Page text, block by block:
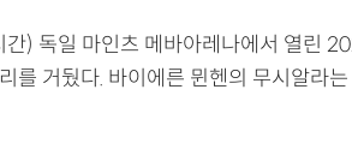
) 독일 마인츠 메바아레나에서 열린
를 거뒀다. 바이에른 뮌헨의 무시알라